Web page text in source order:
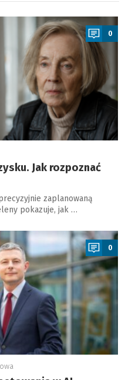
0
Jak rozpoznać
zaplanowaną
pokazuje, jak …
0